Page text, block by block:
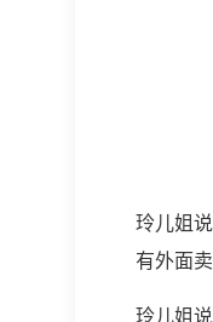
玲儿姐
有外面
玲儿姐